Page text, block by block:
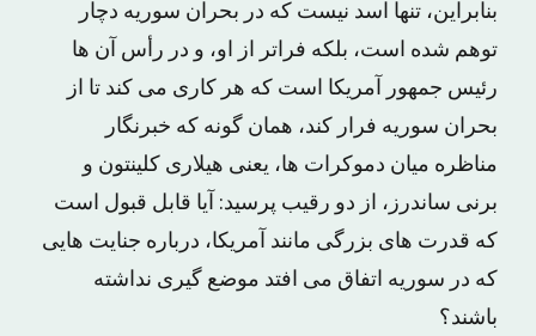
بنابراین، تنها اسد نیست که در بحران سوریه دچار
توهم شده است، بلکه فراتر از او، و در رأس آن ها
رئیس جمهور آمریکا است که هر کاری می کند تا از
بحران سوریه فرار کند، همان گونه که خبرنگار
مناظره میان دموکرات ها، یعنی هیلاری کلینتون و
برنی ساندرز، از دو رقیب پرسید: آیا قابل قبول است
که قدرت های بزرگی مانند آمریکا، درباره جنایت هایی
که در سوریه اتفاق می افتد موضع گیری نداشته
باشند؟